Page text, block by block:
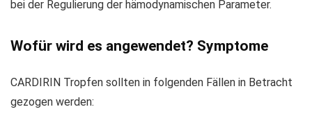
bei der Regulierung der hämodynamischen Parameter.
Wofür wird es angewendet? Symptome
CARDIRIN Tropfen sollten in folgenden Fällen in Betracht
gezogen werden: